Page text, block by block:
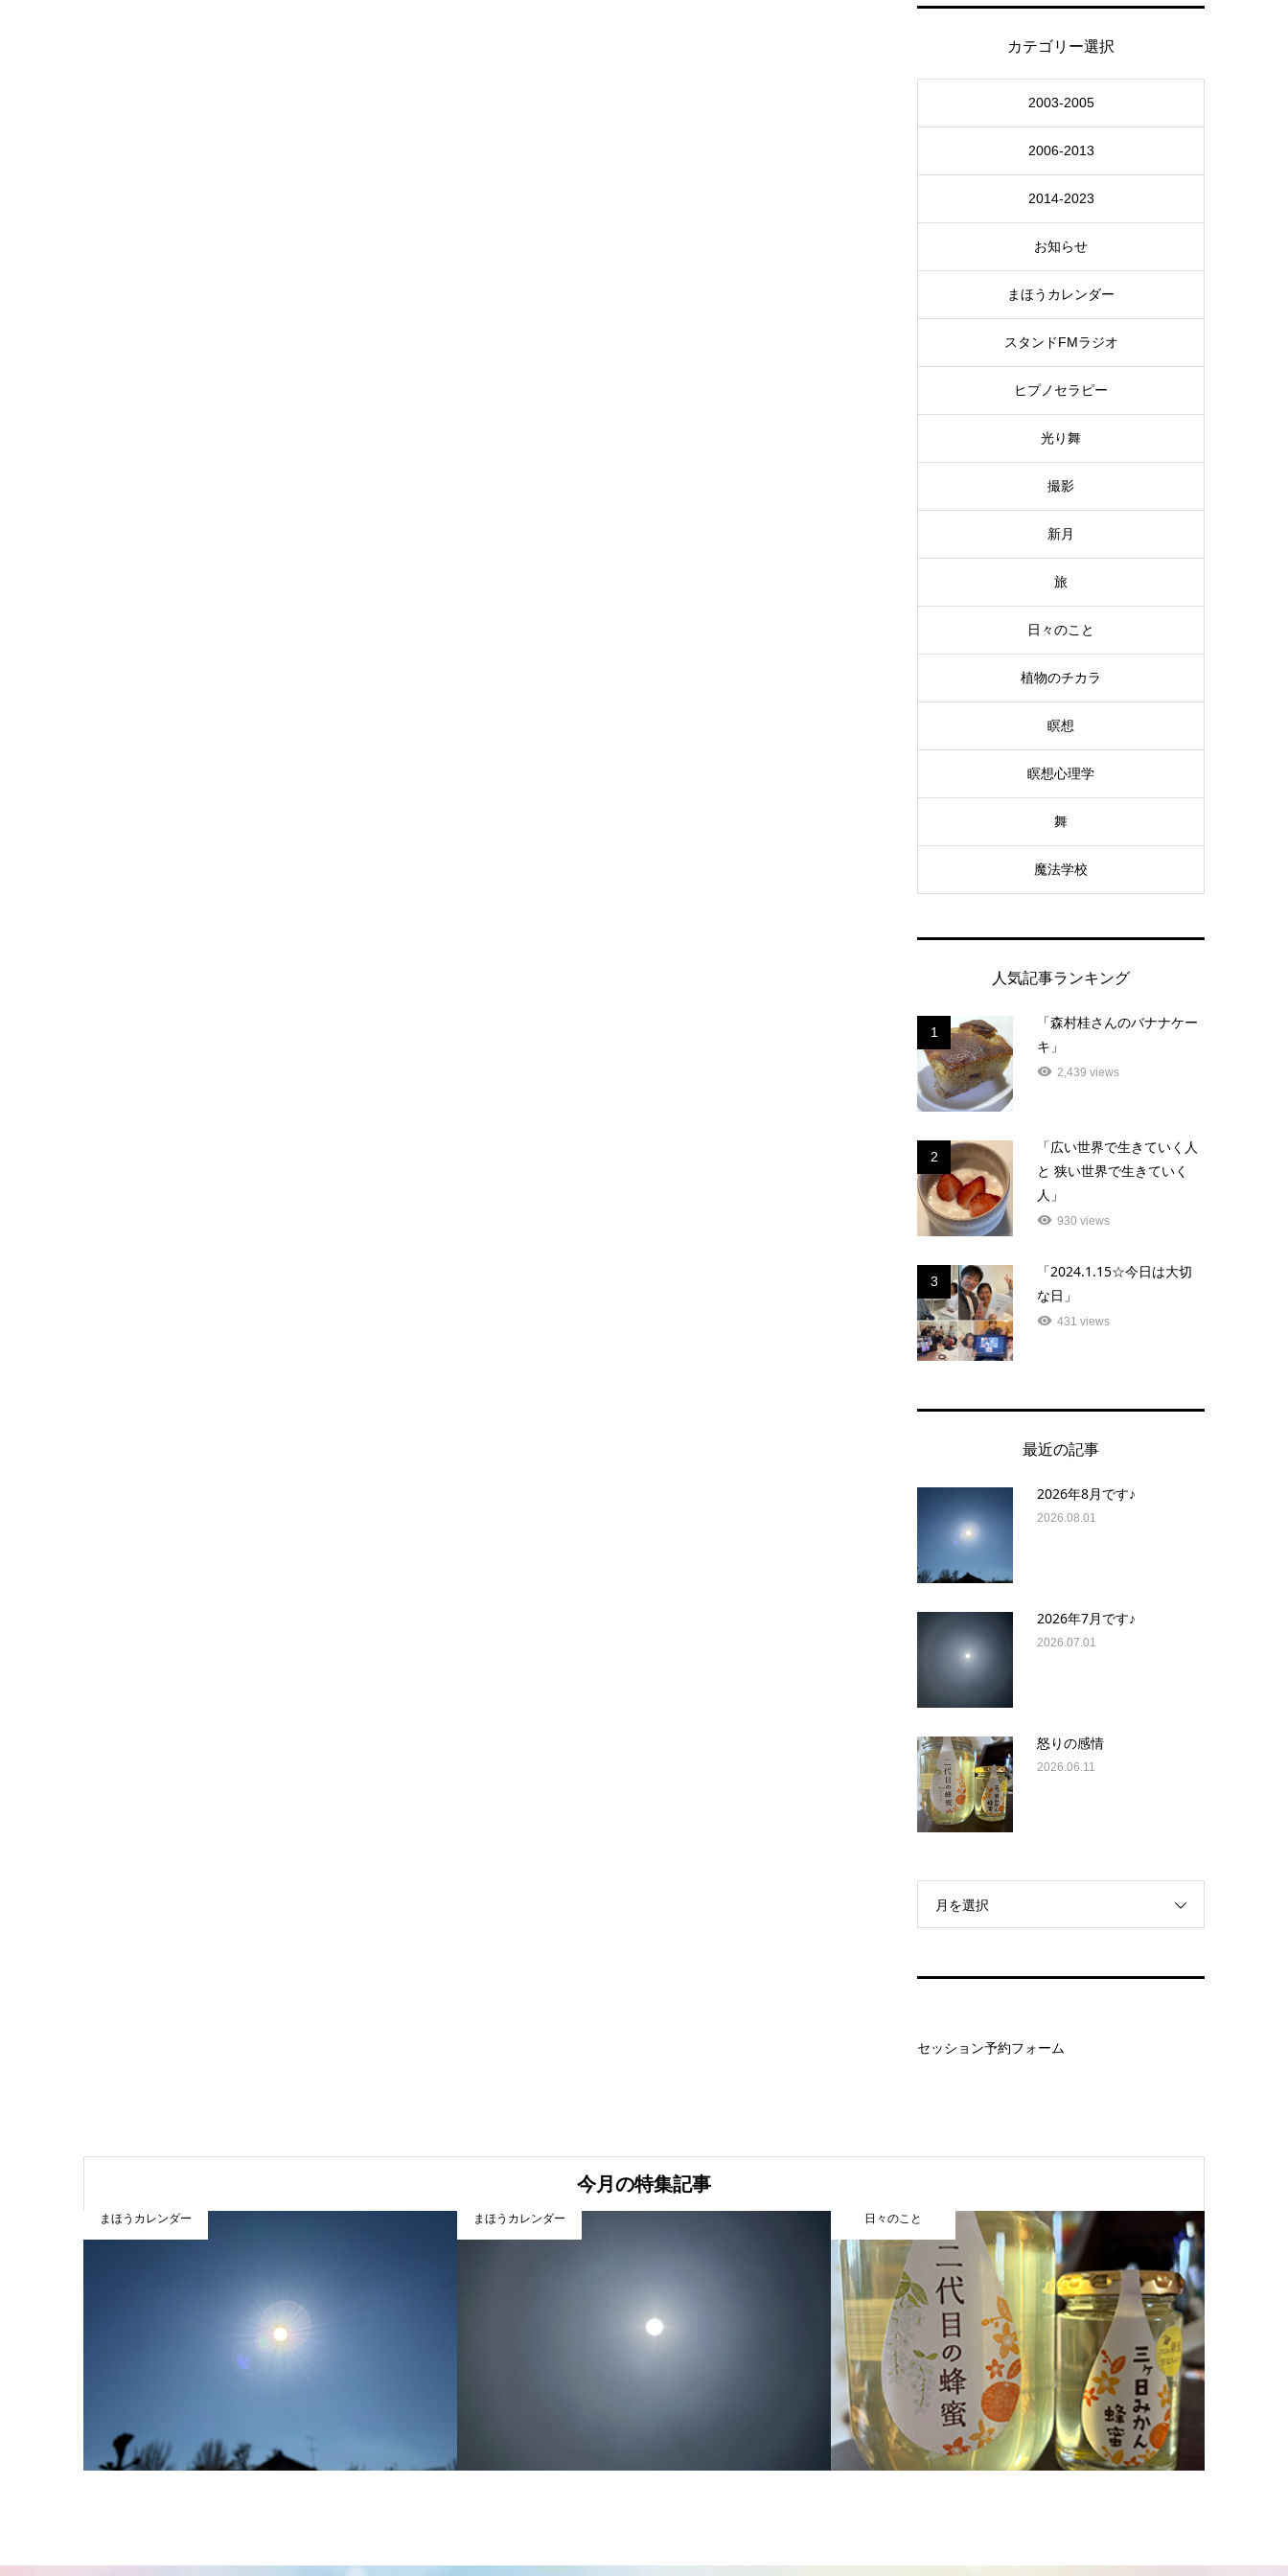
カテゴリー選択
2003-2005
2006-2013
2014-2023
お知らせ
まほうカレンダー
スタンドFMラジオ
ヒプノセラピー
光り舞
撮影
新月
旅
日々のこと
植物のチカラ
瞑想
瞑想心理学
舞
魔法学校
人気記事ランキング
1
「森村桂さんのバナナケー
キ」
2,439 views
2
「広い世界で生きていく人
と 狭い世界で生きていく
人」
930 views
3
「2024.1.15☆今日は大切
な日」
431 views
最近の記事
2026年8月です♪
2026.08.01
2026年7月です♪
2026.07.01
怒りの感情
2026.06.11
月を選択
セッション予約フォーム
今月の特集記事
まほうカレンダー まほうカレンダー 日々のこと